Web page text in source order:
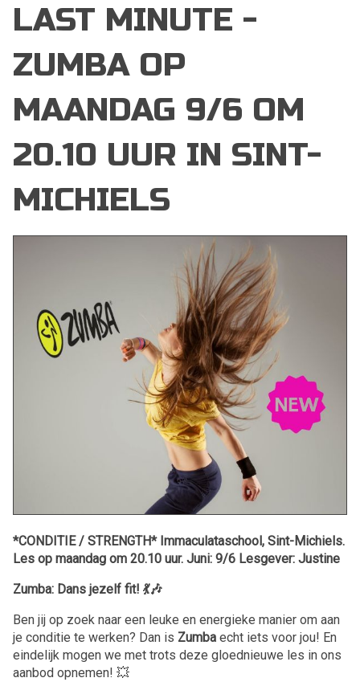
LAST MINUTE -
ZUMBA OP
MAANDAG 9/6 OM
20.10 UUR IN SINT-
MICHIELS
*CONDITIE / STRENGTH* Immaculataschool, Sint-Michiels.
Les op maandag om 20.10 uur. Juni: 9/6 Lesgever: Justine
Zumba: Dans jezelf fit! 💃🎶
Ben jij op zoek naar een leuke en energieke manier om aan
je conditie te werken? Dan is Zumba echt iets voor jou! En
eindelijk mogen we met trots deze gloednieuwe les in ons
aanbod opnemen! 💥